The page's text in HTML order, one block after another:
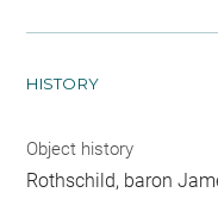
HISTORY
Object history
Rothschild, baron